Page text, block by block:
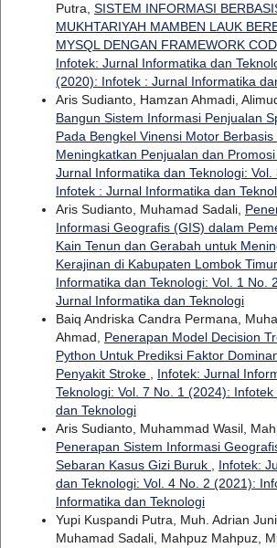
Putra, SISTEM INFORMASI
MUKHTARIYAH MAMBEN LAUK
MYSQL DENGAN FRAMEWORK
Infotek: Jurnal Informatika dan
(2020): Infotek : Jurnal Informatika
Aris Sudianto, Hamzan Ahmadi,
Bangun Sistem Informasi Penjualan
Pada Bengkel Vinensi Motor
Meningkatkan Penjualan dan
Jurnal Informatika dan Teknologi:
Infotek : Jurnal Informatika dan
Aris Sudianto, Muhamad Sadali,
Informasi Geografis (GIS) dalam
Kain Tenun dan Gerabah untuk
Kerajinan di Kabupaten Lombok Timur
Informatika dan Teknologi: Vol. 1 No.
Jurnal Informatika dan Teknologi
Baiq Andriska Candra Permana,
Ahmad, Penerapan Model Decision
Python Untuk Prediksi Faktor
Penyakit Stroke , Infotek: Jurnal
Teknologi: Vol. 7 No. 1 (2024):
dan Teknologi
Aris Sudianto, Muhammad Wasil,
Penerapan Sistem Informasi
Sebaran Kasus Gizi Buruk , Infotek:
dan Teknologi: Vol. 4 No. 2 (2021):
Informatika dan Teknologi
Yupi Kuspandi Putra, Muh. Adrian
Muhamad Sadali, Mahpuz Mahpuz,